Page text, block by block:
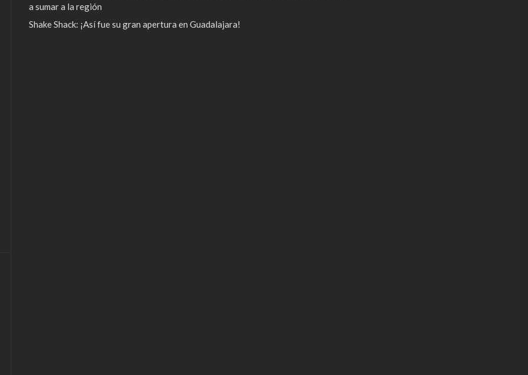
a sumar a la región
Shake Shack: ¡Así fue su gran apertura en Guadalajara!